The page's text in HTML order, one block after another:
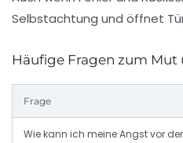
Selbstachtung und öffnet
Häufige Fragen zum
Frage
Wie kann ich meine Angst vor